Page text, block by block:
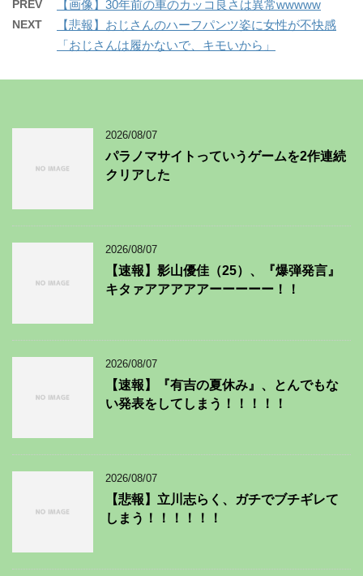
PREV 【画像】30年前の車のカッコ良さは異常wwwww
NEXT
【悲報】おじさんのハーフパンツ姿に女性が不快感
「おじさんは履かないで、キモいから」
2026/08/07
パラノマサイトっていうゲームを2作連続
クリアした
2026/08/07
【速報】影山優佳（25）、『爆弾発言』
キタァアアアアアーーーーー！！
2026/08/07
【速報】『有吉の夏休み』、とんでもな
い発表をしてしまう！！！！！
2026/08/07
【悲報】立川志らく、ガチでブチギレて
しまう！！！！！！